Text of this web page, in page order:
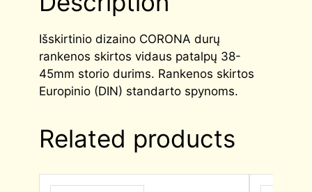
Išskirtinio dizaino CORONA durų
rankenos skirtos vidaus patalpų 38-
45mm storio durims. Rankenos skirtos
Europinio (DIN) standarto spynoms.
Related products